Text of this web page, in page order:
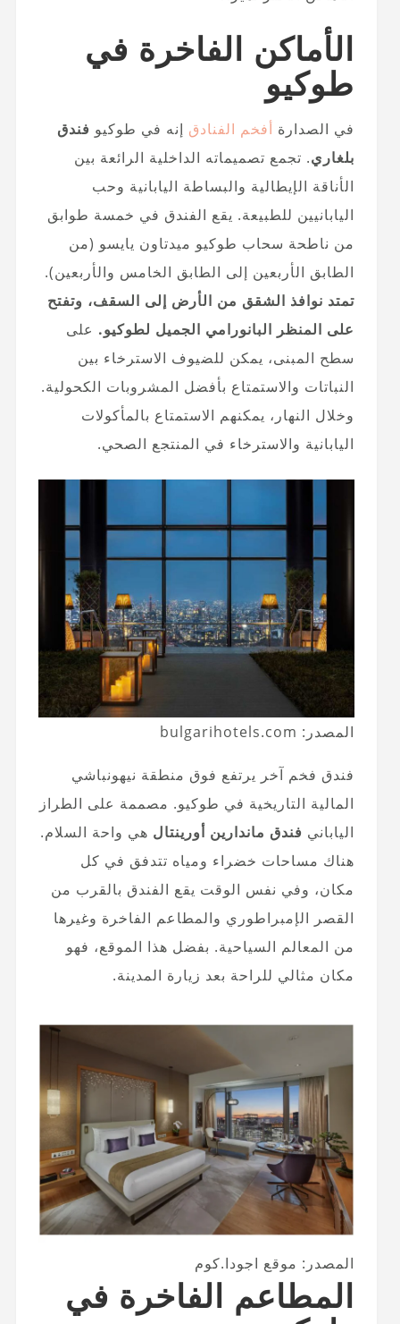
الأماكن الفاخرة في
طوكيو
في الصدارة أفخم الفنادق إنه في طوكيو فندق
بلغاري. تجمع تصميماته الداخلية الرائعة بين
الأناقة الإيطالية والبساطة اليابانية وحب
اليابانيين للطبيعة. يقع الفندق في خمسة طوابق
من ناطحة سحاب طوكيو ميدتاون يايسو (من
الطابق الأربعين إلى الطابق الخامس والأربعين).
تمتد نوافذ الشقق من الأرض إلى السقف، وتفتح
على المنظر البانورامي الجميل لطوكيو. على
سطح المبنى، يمكن للضيوف الاسترخاء بين
النباتات والاستمتاع بأفضل المشروبات الكحولية.
وخلال النهار، يمكنهم الاستمتاع بالمأكولات
اليابانية والاسترخاء في المنتجع الصحي.
المصدر: bulgarihotels.com
فندق فخم آخر يرتفع فوق منطقة نيهونباشي
المالية التاريخية في طوكيو. مصممة على الطراز
الياباني فندق ماندارين أورينتال هي واحة السلام.
هناك مساحات خضراء ومياه تتدفق في كل
مكان، وفي نفس الوقت يقع الفندق بالقرب من
القصر الإمبراطوري والمطاعم الفاخرة وغيرها
من المعالم السياحية. بفضل هذا الموقع، فهو
مكان مثالي للراحة بعد زيارة المدينة.
المصدر: موقع اجودا.كوم
المطاعم الفاخرة في